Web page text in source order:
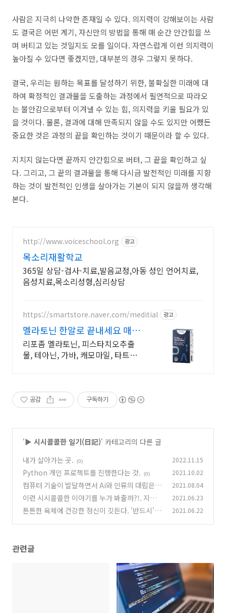
사람은 지극히 나약한 존재일 수 있다. 의지력이 강해보이는 사람
도 결국은 어떤 계기, 자신만의 방법을 통해 매 순간 안간힘을 쓰
며 버티고 있는 것일지도 모를 일이다. 자연스럽게 이런 의지력이
높아질 수 있다면 좋겠지만, 대부분의 경우 그렇지 못하다.
결국, 우리는 원하는 목표를 달성하기 위한, 불확실한 미래에 대
하여 확정적인 결과물을 도출하는 과정에서 필연적으로 따라오
는 불안감으로부터 이겨낼 수 있는 힘, 의지력을 키울 필요가 있
을 것이다. 물론, 결과에 대해 만족되지 않을 수도 있지만 어쨌든
중요한 것은 과정의 끝을 확인하는 것이기 때문이라 할 수 있다.
지치지 않는다면 끝까지 안간힘으로 버텨, 그 끝을 확인하고 싶
다. 그리고, 그 끝의 결과물을 통해 다시금 발전적인 미래를 지향
하는 것이 발전적인 인생을 살아가는 기본이 되지 않을까 생각해
본다.
http://www.voiceschool.org 광고
목소리재활학교
365일 상담-검사-치료,발음교정,아동 성인 언어치료,
음성치료,목소리성형,심리상담
https://smartstore.naver.com/meditial 광고
멜라토닌 한알로 끝내세요 매일
완판되는 멜라토닌
리포좀 멜라토닌, 피스타치오추출
물, 테아닌, 가바, 캐모마일, 타트체
공감 구독하기
'▶ 시시콜콜한 일기(日記)' 카테고리의 다른 글
내가 살아가는 곳.
(0) 2022.11.15
Python 개인 프로젝트를 진행한다는 것. (0) 2021.10.02
컴퓨터 기술이 발달하면서 Ai와 인류의 대립은 시
작될 수 있을까.
(0)
2021.08.04
이런 시시콜콜한 이야기를 누가 봐줄까?!. 지금까
지의 추이 보고.
(0)
2021.06.23
튼튼한 육체에 건강한 정신이 깃든다. '반드시'는
2021.06.22
관련글